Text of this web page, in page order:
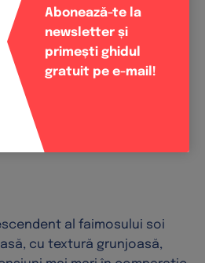
Pulpa fructului este
având un conținut mare
În plus, conține o cantitate
K, C și E, precum și
B, fosfor, magneziu și
și Republica
în care acest soi de
al faimosului soi
cu textură grunjoasă,
Abonează-te la
newsletter și
primești ghidul
gratuit pe e-mail!